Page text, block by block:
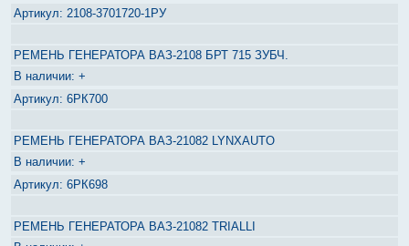
2108-3701720-1РУ
РЕМЕНЬ ГЕНЕРАТОРА ВАЗ-2108 БРТ 715 ЗУБЧ.
+
6РК700
РЕМЕНЬ ГЕНЕРАТОРА ВАЗ-21082 LYNXAUTO
+
6РК698
РЕМЕНЬ ГЕНЕРАТОРА ВАЗ-21082 TRIALLI